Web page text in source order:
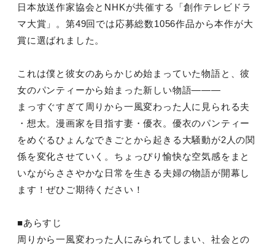
日本放送作家協会とNHKが共催する「創作テレビドラ
マ大賞」。第49回では応募総数1056作品から本作が大
賞に選ばれました。
これは僕と彼女のあらかじめ始まっていた物語と、彼
女のパンティーから始まった新しい物語―――
まっすぐすぎて周りから一風変わった人に見られる夫
・想太。漫画家を目指す妻・優衣。優衣のパンティー
をめぐるひょんなできごとから起きる大騒動が2人の関
係を変化させていく。ちょっぴり愉快な空気感をまと
いながらささやかな日常を生きる夫婦の物語が開幕し
ます！ぜひご期待ください！
■あらすじ
周りから一風変わった人にみられてしまい、社会との